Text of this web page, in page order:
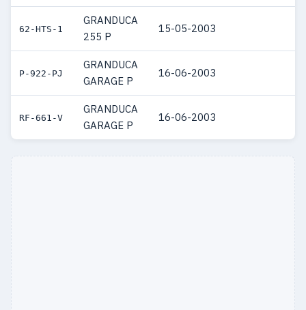
62-HTS-1
GRANDUCA
255 P
15-05-2003
P-922-PJ
GRANDUCA
GARAGE P
16-06-2003
RF-661-V
GRANDUCA
GARAGE P
16-06-2003